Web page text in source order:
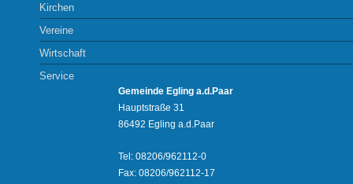
Kirchen
Vereine
Wirtschaft
Service
Gemeinde Egling a.d.Paar
Hauptstraße 31
86492 Egling a.d.Paar
Tel: 08206/962112-0
Fax: 08206/962112-17